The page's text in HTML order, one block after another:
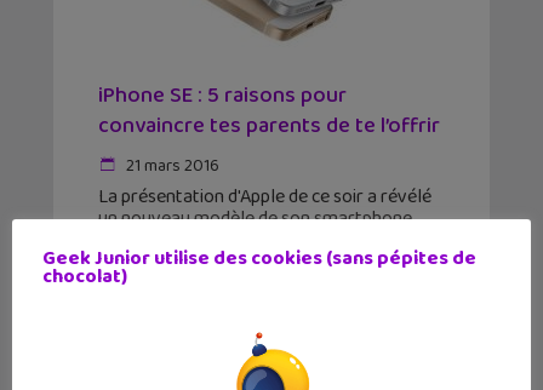
iPhone SE : 5 raisons pour
convaincre tes parents de te l’offrir
21 mars 2016
La présentation d'Apple de ce soir a révélé
un nouveau modèle de son smartphone
il a pourtant tout d'un grand. A toi de
convaincre tes parents de
Geek Junior utilise des cookies (sans pépites de
chocolat)